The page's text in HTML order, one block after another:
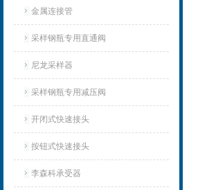
金属连接管
采样钢瓶专用直通阀
尼龙采样器
采样钢瓶专用减压阀
开闭式快速接头
按钮式快速接头
李森科承受器